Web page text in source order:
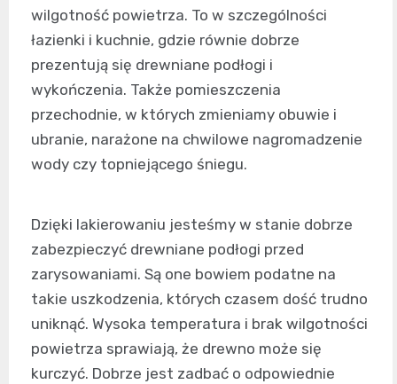
wilgotność powietrza. To w szczególności
łazienki i kuchnie, gdzie równie dobrze
prezentują się drewniane podłogi i
wykończenia. Także pomieszczenia
przechodnie, w których zmieniamy obuwie i
ubranie, narażone na chwilowe nagromadzenie
wody czy topniejącego śniegu.
Dzięki lakierowaniu jesteśmy w stanie dobrze
zabezpieczyć drewniane podłogi przed
zarysowaniami. Są one bowiem podatne na
takie uszkodzenia, których czasem dość trudno
uniknąć. Wysoka temperatura i brak wilgotności
powietrza sprawiają, że drewno może się
kurczyć. Dobrze jest zadbać o odpowiednie